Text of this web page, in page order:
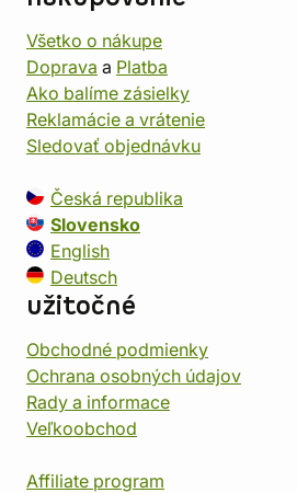
Všetko o nákupe
Doprava a Platba
Ako balíme zásielky
Reklamácie a vrátenie
Sledovať objednávku
Česká republika
Slovensko
English
Deutsch
užitočné
Obchodné podmienky
Ochrana osobných údajov
Rady a informace
Veľkoobchod
Affiliate program